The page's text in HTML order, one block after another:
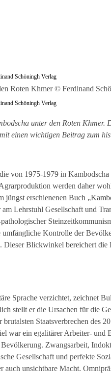
Schöningh Verlag
Schöningh Verlag
unter den Roten Khmer.
einen wichtigen Beitrag zum
von 1975-1979 in
werden daher
erschienenen Buch
Lehrstuhl Gesellschaft und
Kontrolle der
Blickwinkel bereichert
Sprache verzichtet, zeichnet
stellt er die Ursachen für die
Staatsverbrechen des
war ein egalitärer Arbeiter- und
Zwangsarbeit,
Gesellschaft und perfekte
auch unsichtbare Macht.